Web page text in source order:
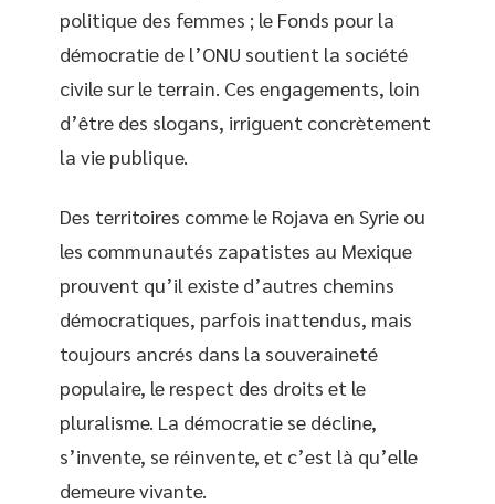
politique des femmes ; le Fonds pour la
démocratie de l’ONU soutient la société
civile sur le terrain. Ces engagements, loin
d’être des slogans, irriguent concrètement
la vie publique.
Des territoires comme le Rojava en Syrie ou
les communautés zapatistes au Mexique
prouvent qu’il existe d’autres chemins
démocratiques, parfois inattendus, mais
toujours ancrés dans la souveraineté
populaire, le respect des droits et le
pluralisme. La démocratie se décline,
s’invente, se réinvente, et c’est là qu’elle
demeure vivante.